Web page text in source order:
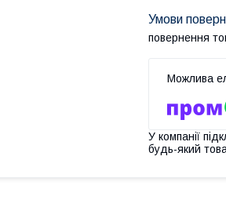
повернення
У компанії
будь-який